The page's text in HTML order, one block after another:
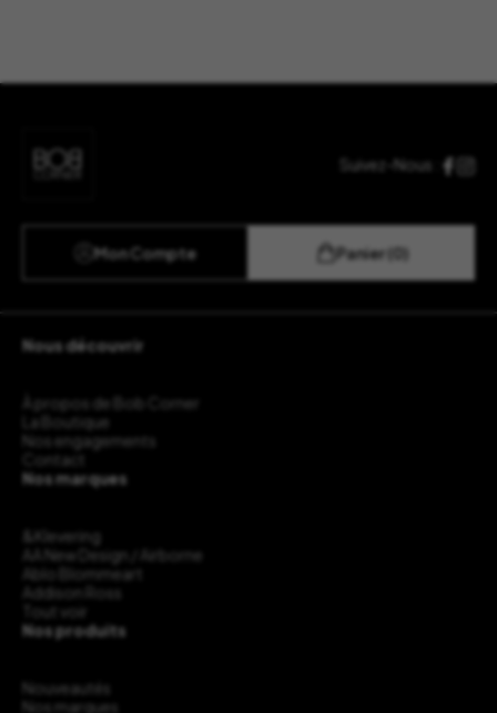
Suivez-Nous :
Mon Compte Panier (0)
Nous découvrir
À propos de Bob Corner
La Boutique
Nos engagements
Contact
Nos marques
&Klevering
AA New Design / Airborne
Ablo Blommeart
Addison Ross
Tout voir
Nos produits
Nouveautés
Nos marques